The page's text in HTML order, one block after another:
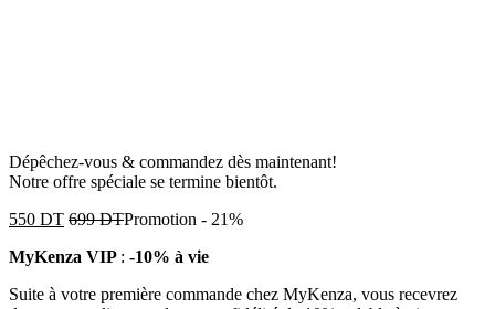
Dépêchez-vous & commandez dès maintenant!
Notre offre spéciale se termine bientôt.
550 DT 699DTPromotion - 21%
MyKenza VIP : -10% à vie
Suite à votre première commande chez MyKenza, vous recevrez